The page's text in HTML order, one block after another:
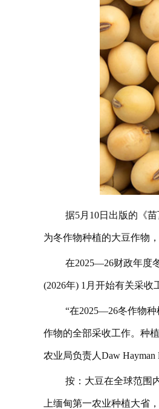
据5月10日出版的《
为冬作物种植的大豆作物
在2025—26财政年度
(2026年) 1月开始有关采收
“在2025—26冬作物
作物的全部采收工作。种
农业局负责人Daw Hayman
按：大豆在全球范围
上缅甸第一农业种植大省